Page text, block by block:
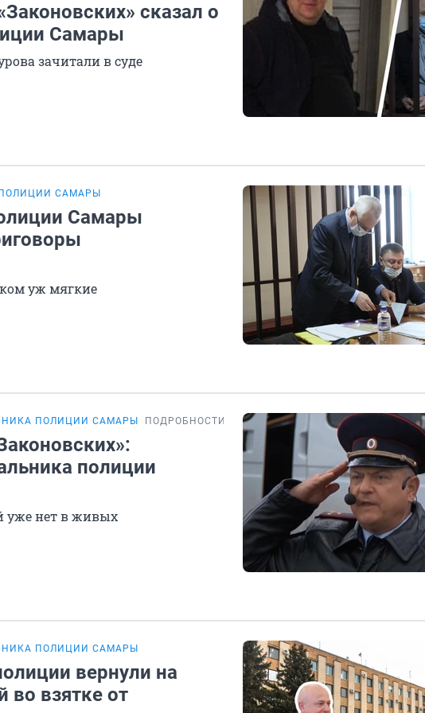
сказал о
Самары
зачитали в суде
САМАРЫ
Самары
уж мягкие
ПОЛИЦИИ САМАРЫ ПОДРОБНОСТИ
полиции
уже нет в живых
ПОЛИЦИИ САМАРЫ
вернули на
во взятке от